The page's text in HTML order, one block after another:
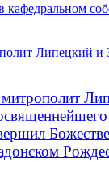
кафедральном
Липецкий и